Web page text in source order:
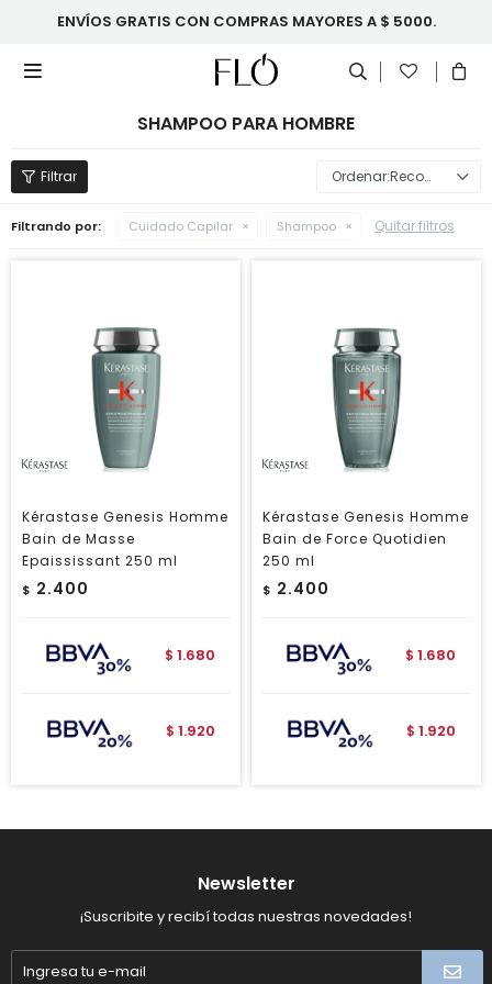
ENVÍOS GRATIS CON COMPRAS MAYORES A $ 5000.

SHAMPOO PARA HOMBRE
Recomendados
Filtrando por: Cuidado Capilar Shampoo Quitar filtros
Kérastase Genesis Homme
Bain de Masse
Epaississant 250 ml
$ 2.400
$ 1.680
$ 1.920
Kérastase Genesis Homme
Bain de Force Quotidien
250 ml
$ 2.400
$ 1.680
$ 1.920
Newsletter
¡Suscribite y recibí todas nuestras novedades!